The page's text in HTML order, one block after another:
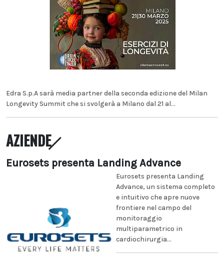
Edra S.p.A sarà media partner della seconda edizione del Milan
Longevity Summit che si svolgerà a Milano dal 21 al...
AZIENDE
Eurosets presenta Landing Advance
Eurosets presenta Landing
Advance, un sistema completo
e intuitivo che apre nuove
frontiere nel campo del
monitoraggio
multiparametrico in
cardiochirurgia...